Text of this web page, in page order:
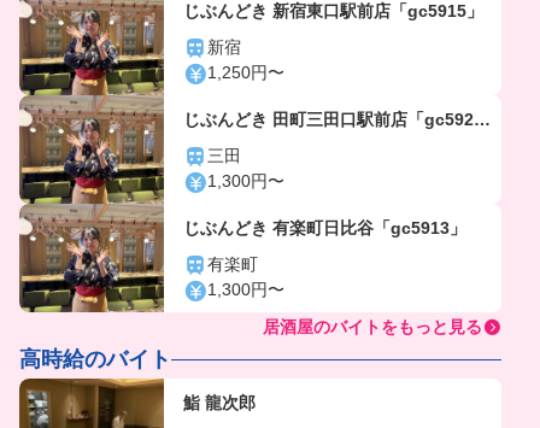
じぶんどき 新宿東口駅前店「gc5915」
新宿
1,250円〜
じぶんどき 田町三田口駅前店「gc592
5」三田
1,300円〜
じぶんどき 有楽町日比谷「gc5913」
有楽町
1,300円〜
居酒屋のバイトをもっと見る
高時給のバイト
鮨 龍次郎